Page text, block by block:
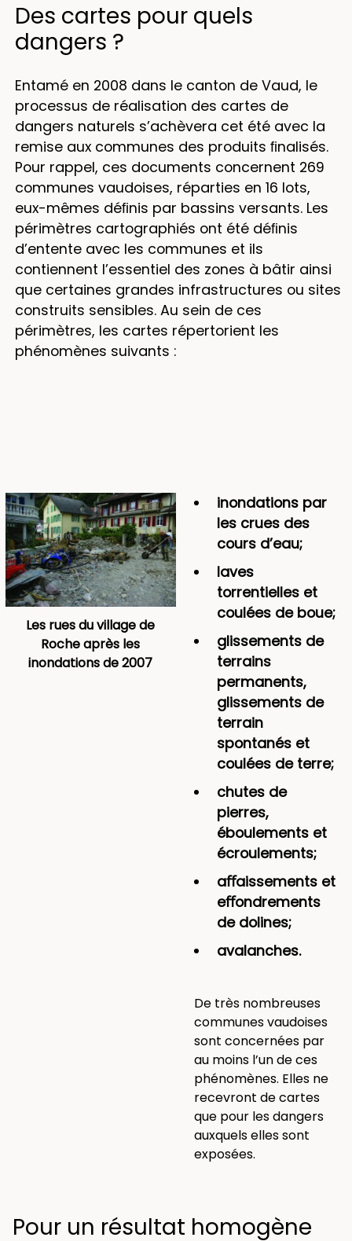
Des cartes pour quels
dangers ?
Entamé en 2008 dans le canton de Vaud, le
processus de réalisation des cartes de
dangers naturels s’achèvera cet été avec la
remise aux communes des produits ﬁnalisés.
Pour rappel, ces documents concernent 269
communes vaudoises, réparties en 16 lots,
eux-mêmes déﬁnis par bassins versants. Les
périmètres cartographiés ont été déﬁnis
d’entente avec les communes et ils
contiennent l’essentiel des zones à bâtir ainsi
que certaines grandes infrastructures ou sites
construits sensibles. Au sein de ces
périmètres, les cartes répertorient les
phénomènes suivants :
Les rues du village de
Roche après les
inondations de 2007
inondations par
les crues des
cours d’eau;
laves
torrentielles et
coulées de boue;
glissements de
terrains
permanents,
glissements de
terrain
spontanés et
coulées de terre;
chutes de
pierres,
éboulements et
écroulements;
aﬀaissements et
eﬀondrements
de dolines;
avalanches.
De très nombreuses
communes vaudoises
sont concernées par
au moins l’un de ces
phénomènes. Elles ne
recevront de cartes
que pour les dangers
auxquels elles sont
exposées.
Pour un résultat homogène